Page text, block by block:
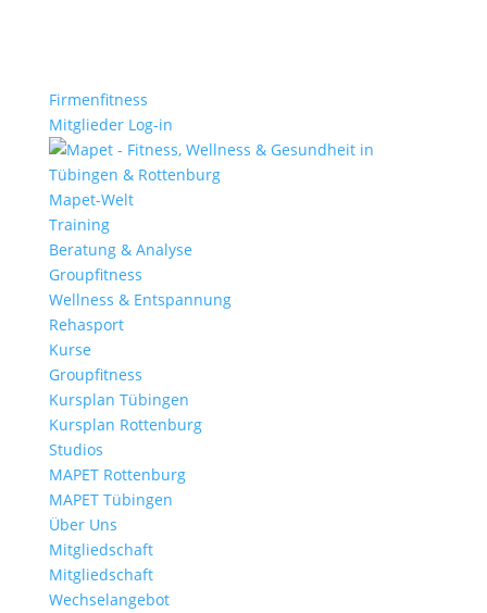
Firmenfitness
Mitglieder Log-in
Mapet-Welt
Training
Beratung & Analyse
Groupfitness
Wellness & Entspannung
Rehasport
Kurse
Groupfitness
Kursplan Tübingen
Kursplan Rottenburg
Studios
MAPET Rottenburg
MAPET Tübingen
Über Uns
Mitgliedschaft
Mitgliedschaft
Wechselangebot